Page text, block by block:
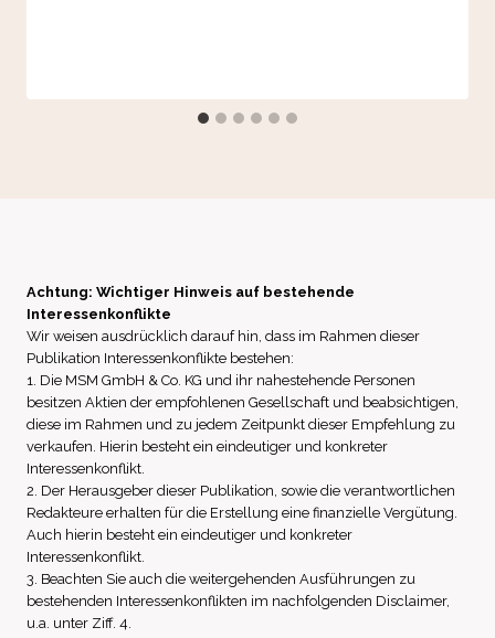
Achtung: Wichtiger Hinweis auf bestehende
Interessenkonflikte
Wir weisen ausdrücklich darauf hin, dass im Rahmen dieser
Publikation Interessenkonflikte bestehen:
1. Die MSM GmbH & Co. KG und ihr nahestehende Personen
besitzen Aktien der empfohlenen Gesellschaft und beabsichtigen,
diese im Rahmen und zu jedem Zeitpunkt dieser Empfehlung zu
verkaufen. Hierin besteht ein eindeutiger und konkreter
Interessenkonflikt.
2. Der Herausgeber dieser Publikation, sowie die verantwortlichen
Redakteure erhalten für die Erstellung eine finanzielle Vergütung.
Auch hierin besteht ein eindeutiger und konkreter
Interessenkonflikt.
3. Beachten Sie auch die weitergehenden Ausführungen zu
bestehenden Interessenkonflikten im nachfolgenden Disclaimer,
u.a. unter Ziff. 4.